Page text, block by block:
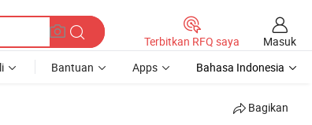
Terbitkan RFQ saya
Masuk
Bantuan Apps Bahasa Indonesia
Bagikan